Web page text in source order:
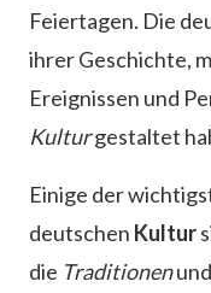
Feiertagen. Die
ihrer Geschichte,
Ereignissen und
Kulturgestaltet
Einige der
deutschen Kultur
die Traditionenund